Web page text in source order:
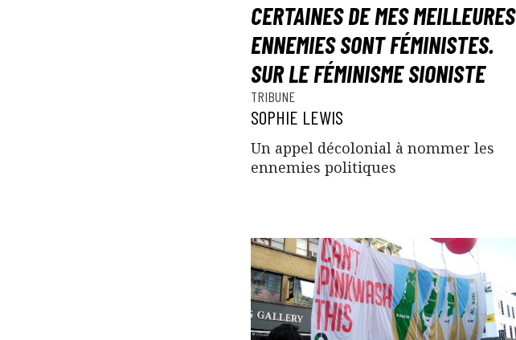
CERTAINES DE MES MEILLEURES
ENNEMIES SONT FÉMINISTES.
SUR LE FÉMINISME SIONISTE
TRIBUNE
SOPHIE LEWIS
Un appel décolonial à nommer les
ennemies politiques